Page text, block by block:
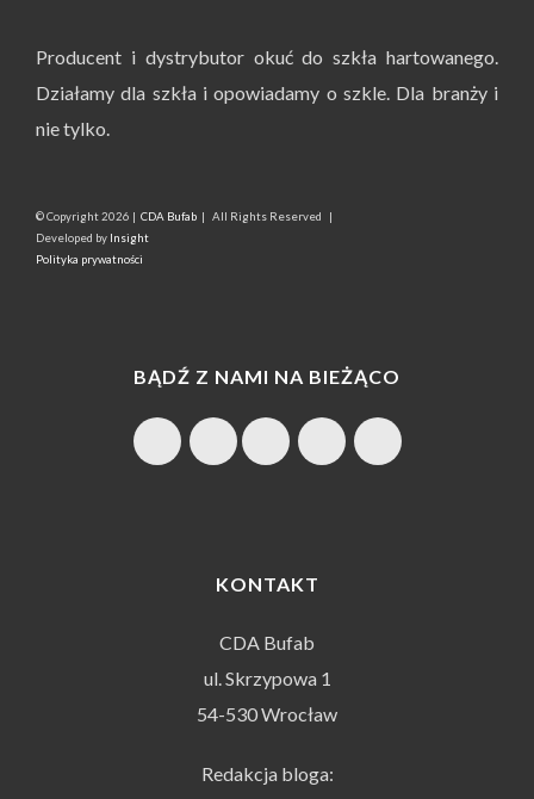
Producent i dystrybutor okuć do szkła hartowanego.
Działamy dla szkła i opowiadamy o szkle. Dla branży i
nie tylko.
© Copyright2026 | CDA Bufab | All Rights Reserved |
Developed by Insight
Polityka prywatności
BĄDŹ Z NAMI NA BIEŻĄCO
KONTAKT
CDA Bufab
ul. Skrzypowa 1
54-530 Wrocław
Redakcja bloga: